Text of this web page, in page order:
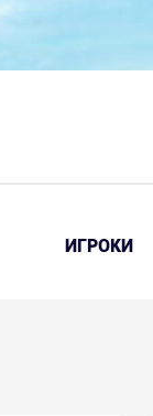
ИГРОКИ